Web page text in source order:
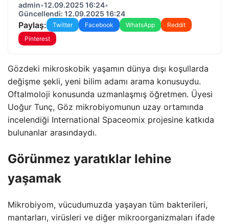
admin•12.09.2025 16:24•
Güncellendi: 12.09.2025 16:24
Paylaş: Twitter Facebook WhatsApp
Reddit
Pinterest
Gözdeki mikroskobik yaşamın dünya dışı koşullarda
değişme şekli, yeni bilim adamı arama konusuydu.
Oftalmoloji konusunda uzmanlaşmış öğretmen. Üyesi
Uoğur Tunç, Göz mikrobiyomunun uzay ortamında
incelendiği International Spaceomix projesine katkıda
bulunanlar arasındaydı.
Görünmez yaratıklar lehine
yaşamak
Mikrobiyom, vücudumuzda yaşayan tüm bakterileri,
mantarları, virüsleri ve diğer mikroorganizmaları ifade